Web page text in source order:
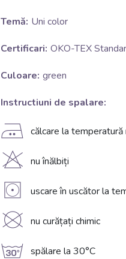
Temă: Uni color
Certificari: OKO-TEX
Culoare: green
Instructiuni de spalare:
E călcare la
H nu înălbiți
V uscare în uscător la
K nu curățați chimic
spălare la 30°C